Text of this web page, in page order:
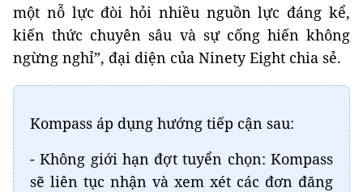
một nỗ lực đòi hỏi nhiều nguồn lực đáng kể,
kiến thức chuyên sâu và sự cống hiến không
ngừng nghỉ”, đại diện của Ninety Eight chia sẻ.
Kompass áp dụng hướng tiếp cận sau:
- Không giới hạn đợt tuyển chọn: Kompass
sẽ liên tục nhận và xem xét các đơn đăng